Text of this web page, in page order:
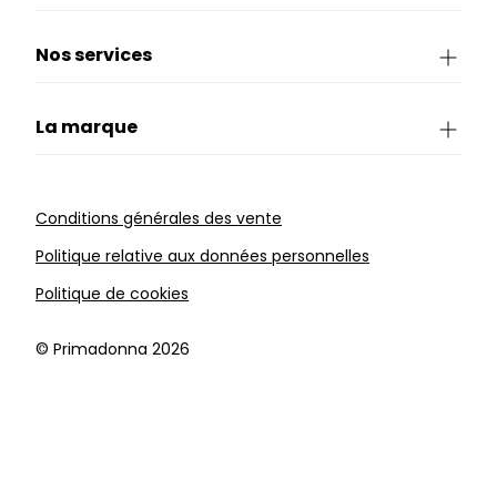
Nos services
La marque
Conditions générales des vente
Politique relative aux données personnelles
Politique de cookies
©️ Primadonna 2026